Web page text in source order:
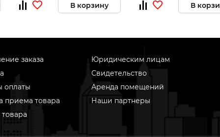
В корзину В
заказа
оплаты
приема товара
Юридическим лицам
Свидетельство
Аренда помещений
Наши партнеры